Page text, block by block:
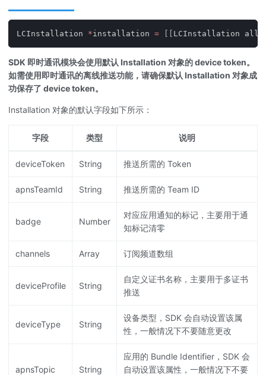
LCInstallation *installation = [ [ LCInstallation
SDK 即时通讯模块会使用默认 Installation 对象的 device token。
如需使用即时通讯的离线推送功能，请确保默认 Installation 对象成
功保存了 device token。
Installation 对象的默认字段如下所示：
字段 类型 说明
deviceToken String 推送所需的 Token
apnsTeamId String 推送所需的 Team ID
badge Number
对应应用通知的标记，主要用于通
知标记清零
channels Array 订阅频道数组
deviceProfile String
自定义证书名称，主要用于多证书
推送
deviceType String
设备类型，SDK 会自动设置该属
性，一般情况下不要随意更改
apnsTopic String
应用的 Bundle Identifier，SDK 会
自动设置该属性，一般情况下不要